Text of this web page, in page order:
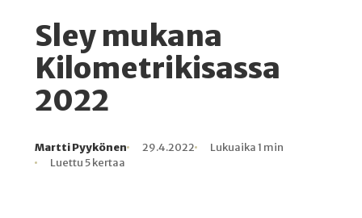
Sley mukana
Kilometrikisassa
2022
Kirjoittaja
Martti Pyykönen
Julkaistu
29.4.2022
Lukuaika
Lukuaika 1 min
Lukukertoja
Luettu 5 kertaa